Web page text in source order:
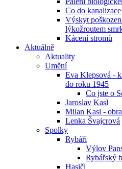
Co do
Výskyt
lýkožroutem
Kácení stromů
Aktuálně
Aktuality
Umění
Eva Klepsová -
do roku 1945
Co jste o
Jaroslav Kasl
Milan Kasl -
Lenka Švajcrová
Spolky
Rybáři
Výlov
Rybářský
Hasiči